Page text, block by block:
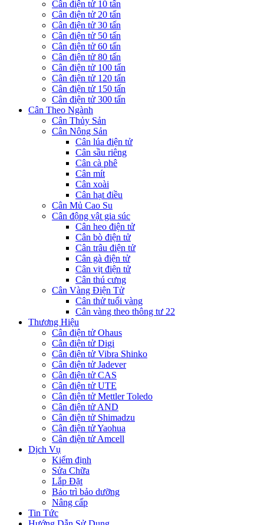
Cân điện tử 10 tấn
Cân điện tử 20 tấn
Cân điện tử 30 tấn
Cân điện tử 50 tấn
Cân điện tử 60 tấn
Cân điện tử 80 tấn
Cân điện tử 100 tấn
Cân điện tử 120 tấn
Cân điện tử 150 tấn
Cân điện tử 300 tấn
Cân Theo Ngành
Cân Thủy Sản
Cân Nông Sản
Cân lúa điện tử
Cân sầu riêng
Cân cà phê
Cân mít
Cân xoài
Cân hạt điều
Cân Mủ Cao Su
Cân động vật gia súc
Cân heo điện tử
Cân bò điện tử
Cân trâu điện tử
Cân gà điện tử
Cân vịt điện tử
Cân thú cưng
Cân Vàng Điện Tử
Cân thử tuổi vàng
Cân vàng theo thông tư 22
Thương Hiệu
Cân điện tử Ohaus
Cân điện tử Digi
Cân điện tử Vibra Shinko
Cân điện tử Jadever
Cân điện tử CAS
Cân điện tử UTE
Cân điện tử Mettler Toledo
Cân điện tử AND
Cân điện tử Shimadzu
Cân điện tử Yaohua
Cân điện tử Amcell
Dịch Vụ
Kiểm định
Sửa Chữa
Lắp Đặt
Bảo trì bảo dưỡng
Nâng cấp
Tin Tức